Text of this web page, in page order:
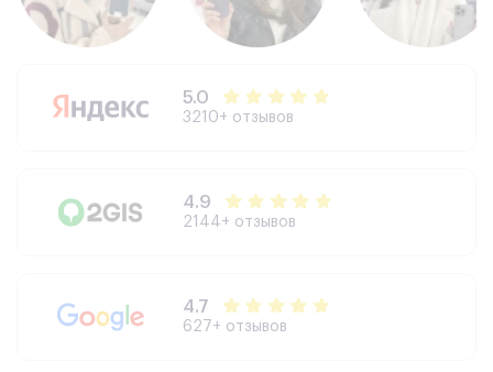
5.0
3210+ отзывов
4.9
2144+ отзывов
4.7
627+ отзывов